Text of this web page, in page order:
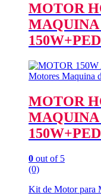
MOTOR
MAQUINA
Motores Maquina
MOTOR
MAQUINA
0 out of 5
(0)
Kit de Motor para